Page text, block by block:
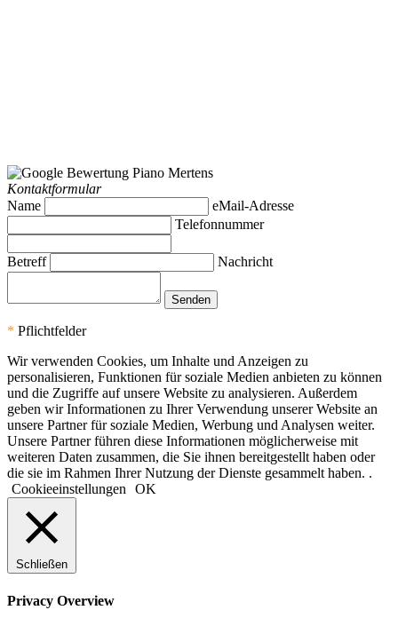
Kontaktformular
Name
eMail-Adresse
Telefonnummer
Betreff Nachricht
* Pflichtfelder
Wir verwenden Cookies, um Inhalte und Anzeigen zu
personalisieren, Funktionen für soziale Medien anbieten zu können
und die Zugriffe auf unsere Website zu analysieren. Außerdem
geben wir Informationen zu Ihrer Verwendung unserer Website an
unsere Partner für soziale Medien, Werbung und Analysen weiter.
Unsere Partner führen diese Informationen möglicherweise mit
weiteren Daten zusammen, die Sie ihnen bereitgestellt haben oder
die sie im Rahmen Ihrer Nutzung der Dienste gesammelt haben. .
Cookieeinstellungen
OK
Schließen
Privacy Overview